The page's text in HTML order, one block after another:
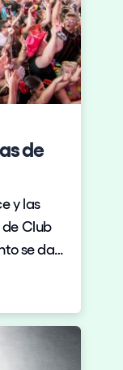
de
y las
Club
se dan